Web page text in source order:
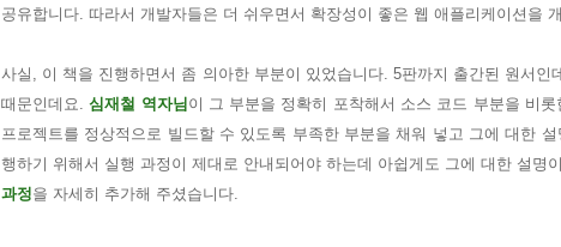
공유합니다. 따라서 개발자들은 더 쉬우면서 확장성이 좋은 웹 애플리케이션을
사실, 이 책을 진행하면서 좀 의아한부분이 있었습니다. 5판까지 출간된 원서인
때문인데요.심재철 역자님 이 그 부분을 정확히 포착해서 소스 코드 부분을 비
프로젝트를 정상적으로 빌드할 수 있도록 부족한 부분을 채워 넣고 그에 대한
행하기 위해서 실행 과정이 제대로 안내되어야 하는데 아쉽게도 그에 대한 설명이
과정을 자세히 추가해 주셨습니다.